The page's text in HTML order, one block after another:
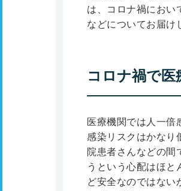
は、コロナ禍におい
などについてお届け
コロナ禍で医
医療機関では人一倍
感染リスクはかなり
院患者さんなどの間
うという心配はほと
ど安全なのではない